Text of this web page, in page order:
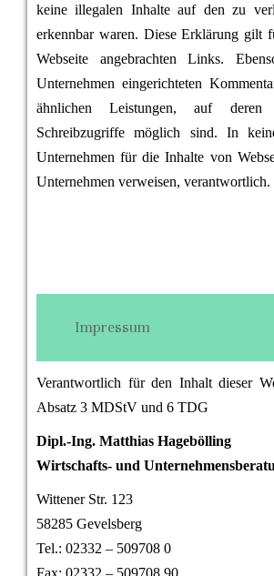
keine illegalen Inhalte auf den zu
erkennbar waren. Diese Erklärung gilt
Webseite angebrachten Links.
Unternehmen eingerichteten
ähnlichen Leistungen, auf deren
Schreibzugriffe möglich sind. In
Unternehmen für die Inhalte von
Unternehmen verweisen, verantwortlich.
Impressum
Verantwortlich für den Inhalt dieser
Absatz 3 MDStV und 6 TDG
Dipl.-Ing. Matthias Hagebölling
Wirtschafts- und
Wittener Str. 123
58285 Gevelsberg
Tel.: 02332 – 509708 0
Fax: 02332 – 509708 90